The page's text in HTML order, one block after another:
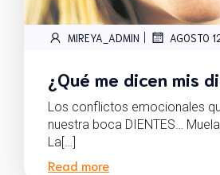
MIREYA_ADMIN | AGOSTO
¿Qué me dicen mis
Los conflictos emocionales
nuestra boca DIENTES…
La[…]
Read more